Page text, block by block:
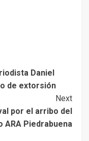
Daniel
de extorsión
Next
por el arribo del
ARA Piedrabuena